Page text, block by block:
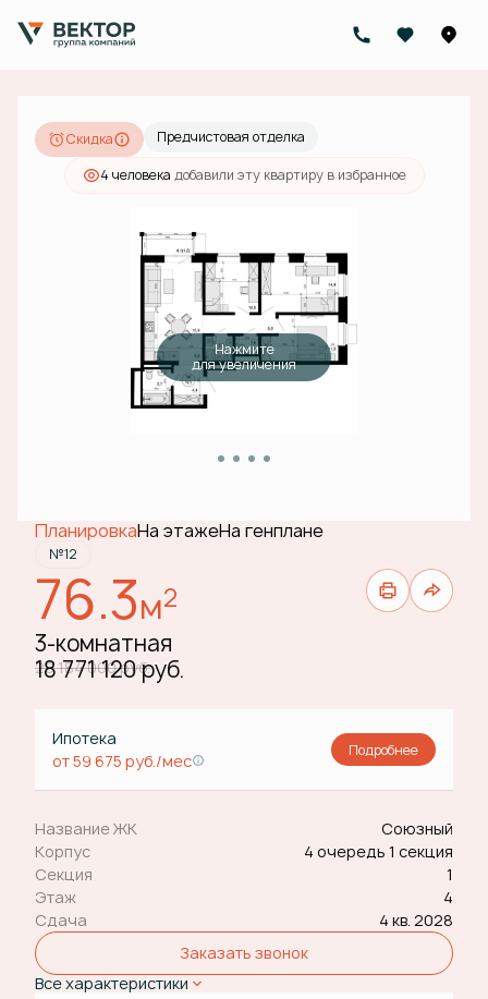
3-комнатная
18 771 120 руб.
Ипотекаот 59 675 руб./мес.
Скидка Предчистовая отделка
4 человекa добавили эту квартиру в избранное
Нажмите
для увеличения
ПланировкаНа этажеНа генплане
№12
76.3м2
3-комнатная
20 184 000 руб.
18 771 120 руб.
Ипотека
от 59 675 руб./мес
Подробнее
Название ЖК
Союзный
Корпус
4 очередь 1 секция
Секция
1
Этаж
4
Сдача
4 кв. 2028
Заказать звонок
Все характеристики